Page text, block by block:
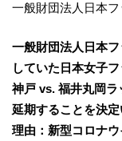
一般財団法人日本
一般財団法人日本
していた日本女子
神戸 vs. 福井丸岡ラ
延期することを決定
理由：新型コロナ